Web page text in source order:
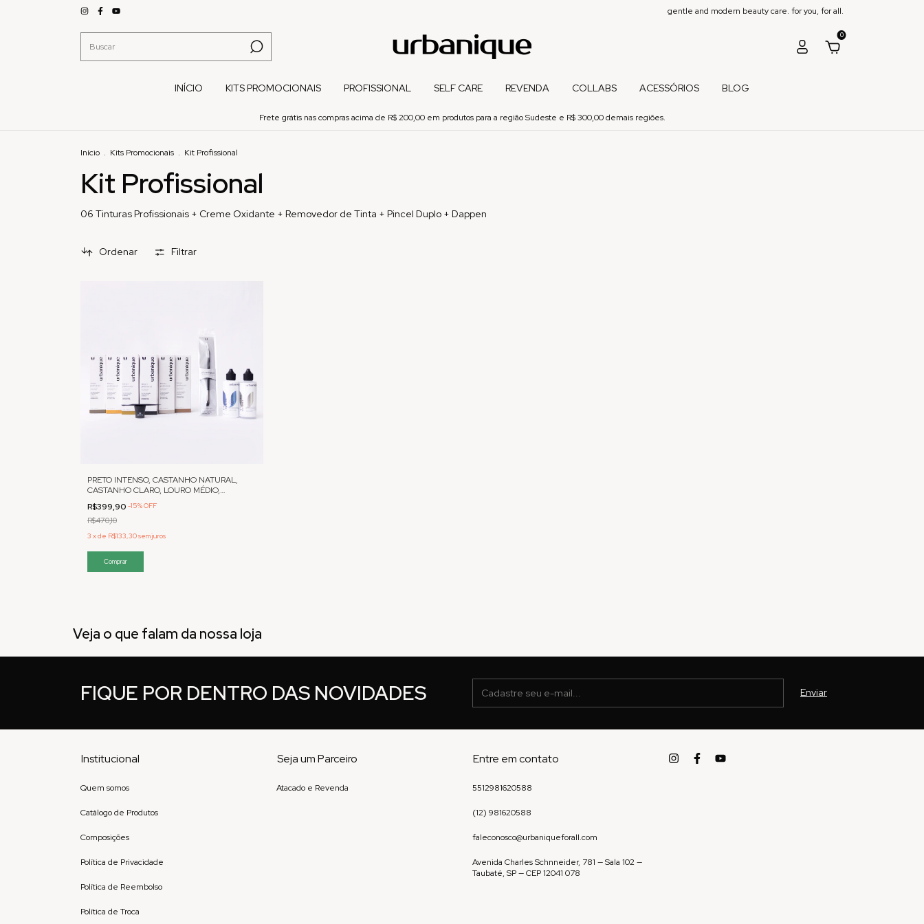
gentle and modern beauty care. for you, for all.
0
INÍCIO KITS PROMOCIONAIS PROFISSIONAL SELF CARE REVENDA COLLABS ACESSÓRIOS BLOG
Frete grátis nas compras acima de R$ 200,00 em produtos para a região Sudeste e R$ 300,00 demais regiões.
Início . Kits Promocionais . Kit Profissional
Kit Profissional
06 Tinturas Profissionais + Creme Oxidante + Removedor de Tinta + Pincel Duplo + Dappen
Ordenar Filtrar
PRETO INTENSO, CASTANHO NATURAL,
CASTANHO CLARO, LOURO MÉDIO,
R$399,90 -15%OFF
R$470,10
3 xde R$133,30sem juros
Veja o que falam da nossa loja
FIQUE POR DENTRO DAS NOVIDADES
Institucional
Quem somos
Catálogo de Produtos
Composições
Política de Privacidade
Política de Reembolso
Política de Troca
Seja um Parceiro
Atacado e Revenda
Entre em contato
5512981620588
(12) 981620588
faleconosco@urbaniqueforall.com
Avenida Charles Schnneider, 781 — Sala 102 —
Taubaté, SP — CEP 12041 078